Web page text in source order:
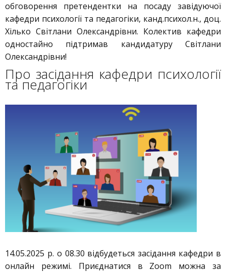
обговорення претендентки на посаду завідуючої
кафедри психології та педагогіки, канд.психол.н., доц.
Хілько Світлани Олександрівни. Колектив кафедри
одностайно підтримав кандидатуру Світлани
Олександрівни!
Про засідання кафедри психології
та педагогіки
14.05.2025 р. о 08.30 відбудеться засідання кафедри в
онлайн режимі. Приєднатися в Zoom можна за